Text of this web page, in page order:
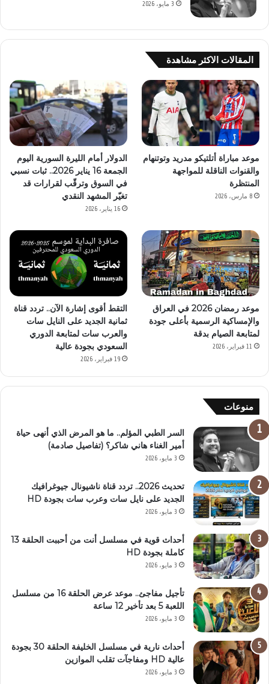
3 مايو، 2026
المقالات الاكثر مشاهدة
موعد مباراة أتلتيكو مدريد وتوتنهام
والقنوات الناقلة للمواجهة
المنتظرة
8 مارس، 2026
الدولار أمام الليرة السورية اليوم
الجمعة 16 يناير 2026.. ثبات نسبي
في السوق وترقّب لقرارات قد
تغيّر المشهد النقدي
16 يناير، 2026
موعد رمضان 2026 في العراق
والإمساكية الرسمية بأعلى جودة
لمتابعة الصيام بدقة
11 فبراير، 2026
التقط أقوى إشارة الآن.. تردد قناة
ثمانية الجديد على النايل سات
والعرب سات لمتابعة الدوري
السعودي بجودة عالية
19 فبراير، 2026
منوعات
السر الطبي المؤلم.. ما هو المرض الذي أنهى حياة
أمير الغناء هاني شاكر؟ (تفاصيل صادمة)
3 مايو، 2026
تحديث 2026.. تردد قناة ناشيونال جيوغرافيك
الجديد على نايل سات وعرب سات بجودة HD
3 مايو، 2026
أحداث قوية في مسلسل أنت من أحببت الحلقة 13
كاملة بجودة HD
3 مايو، 2026
تأجيل مفاجئ.. موعد عرض الحلقة 16 من مسلسل
اللعبة 5 بعد تأخير 12 ساعة
3 مايو، 2026
أحداث نارية في مسلسل الخليفة الحلقة 30 بجودة
عالية HD ومفاجآت تقلب الموازين
3 مايو، 2026